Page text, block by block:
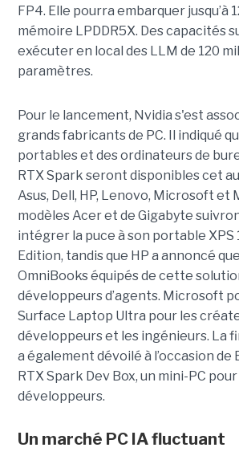
FP4. Elle pourra embarquer jusqu’à
mémoire LPDDR5X. Des capacités
exécuter en local des LLM de 120
paramètres.
Pour le lancement, Nvidia s'est
grands fabricants de PC. Il indiqué
portables et des ordinateurs de
RTX Spark seront disponibles cet
Asus, Dell, HP, Lenovo, Microsoft et
modèles Acer et de Gigabyte
intégrer la puce à son portable XPS
Edition, tandis que HP a annoncé
OmniBooks équipés de cette
développeurs d’agents. Microsoft
Surface Laptop Ultra pour les
développeurs et les ingénieurs. La
a également dévoilé à l’occasion de
RTX Spark Dev Box, un mini-PC
développeurs.
Un marché PC IA fluctuant